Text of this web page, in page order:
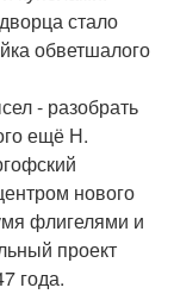
стало
обветшалого
- разобрать
ещё Н.
нового
флигелями и
проект
года.